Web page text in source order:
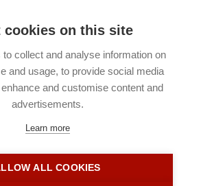
cookies on this site
collect and analyse information on
and usage, to provide social media
and customise content and
advertisements.
Learn more
ALL COOKIES